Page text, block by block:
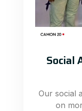
Social
Our social
on